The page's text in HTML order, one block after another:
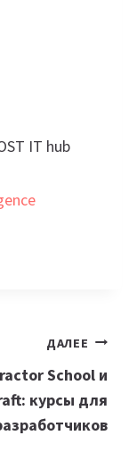
IT hub
ДАЛЕЕ
School и
курсы для